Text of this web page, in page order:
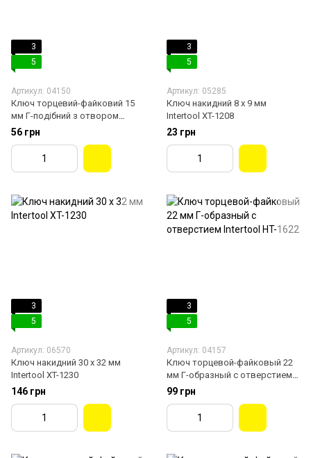
3
5
Артикул: 04150
Ключ торцевий-файковий 15
мм Г-подібний з отвором
Intertool HT-1615
56 грн
3
5
Артикул: 05285
Ключ накидний 8 х 9 мм
Intertool XT-1208
23 грн
3
5
Артикул: 06570
Ключ накидний 30 х 32 мм
Intertool XT-1230
146 грн
3
5
Артикул: 04157
Ключ торцевой-файковый 22
мм Г-образный с отверстием
Intertool HT-1622
99 грн